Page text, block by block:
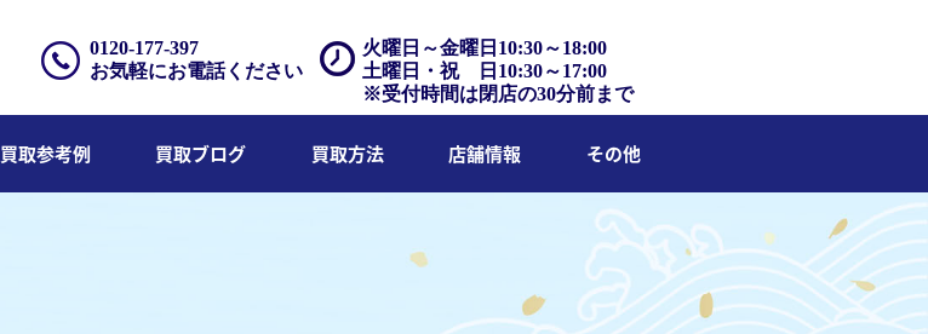
火曜日～金曜日10:30～18:00
土曜日・祝 日10:30～17:00
※受付時間は閉店の30分前まで
0120-177-397
お気軽にお電話ください
買取参考例 買取ブログ 買取方法 店舗情報 その他